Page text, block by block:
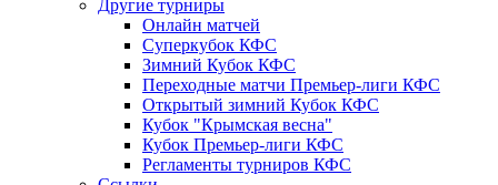
Другие турниры
Онлайн матчей
Суперкубок КФС
Зимний Кубок КФС
Переходные матчи Премьер-лиги КФС
Открытый зимний Кубок КФС
Кубок "Крымская весна"
Кубок Премьер-лиги КФС
Регламенты турниров КФС